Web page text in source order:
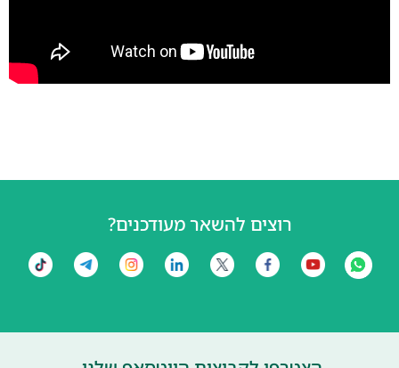
רוצים להשאר מעודכנים?